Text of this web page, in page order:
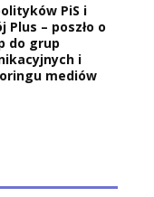
PiS i
Plus – poszło o
do grup
i
mediów